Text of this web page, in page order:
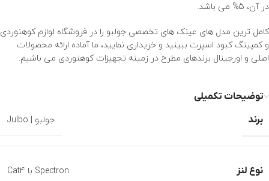
در آن، 5% می باشد.
کامل ترین مدل های عینک های تخصصی جولبو را در فروشگاه لوازم کوهنوردی
و کمپینگ کبود اسپرت ببینید و خریداری نمایید، ما آماده ارائه محصولات
اصلی و اورجینال برندهای مطرح در زمینه تجهیزات کوهنوردی می باشیم.
توضیحات تکمیلی
برند
جولبو | Julbo
نوع لنز Spectron با Cat4